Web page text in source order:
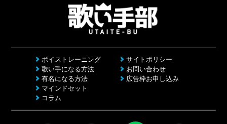
ボイストレーニング
歌い手になる方法
有名になる方法
マインドセット
コラム
サイトポリシー
お問い合わせ
広告枠お申し込み